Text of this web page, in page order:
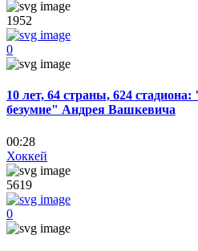
1952
0
10 лет, 64 страны, 624
безумие" Андрея Вашкевича
00:28
Хоккей
5619
0